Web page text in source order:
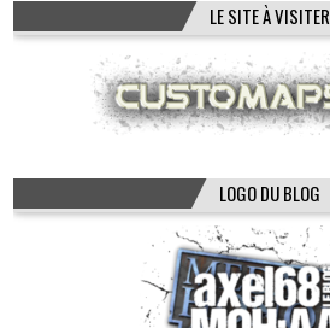
LE SITE À VISITER
LOGO DU BLOG